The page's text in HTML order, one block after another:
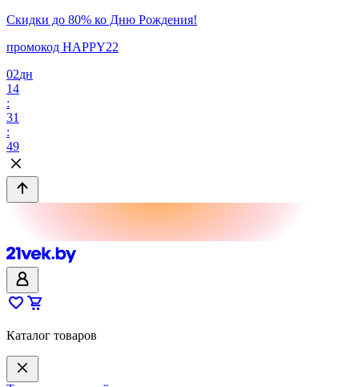
Скидки до 80% ко Дню Рождения!
промокод HAPPY22
02дн
14
:
31
:
49
Каталог товаров